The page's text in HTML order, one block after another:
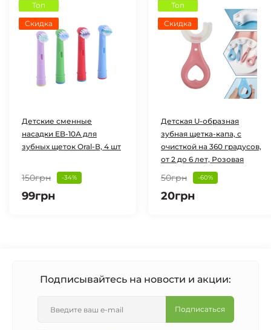
Топ
Скидка
Детские сменные
насадки EB-10А для
зубных щеток Oral-В, 4 шт
150грн -34%
99грн
Топ
Скидка
Детская U-образная
зубная щетка-капа, с
очисткой на 360 градусов,
от 2 до 6 лет, Розовая
50грн -60%
20грн
Подписывайтесь на новости и акции:
Подписаться